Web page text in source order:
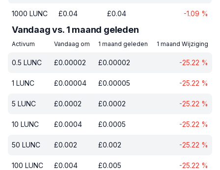
1000 LUNC £0.04 £0.04 -1.09 %
Vandaag vs. 1 maand geleden
Activum Vandaag om 1 maand geleden 1 maand Wijziging
0.5 LUNC £0.00002 £0.00002 -25.22 %
1 LUNC £0.00004 £0.00005 -25.22 %
5 LUNC £0.0002 £0.0002 -25.22 %
10 LUNC £0.0004 £0.0005 -25.22 %
50 LUNC £0.002 £0.002 -25.22 %
100 LUNC £0.004 £0.005 -25.22 %